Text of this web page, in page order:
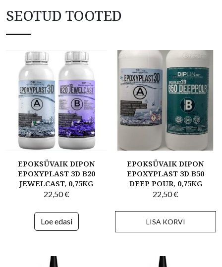
SEOTUD TOOTED
EPOKSÜVAIK DIPON
EPOXYPLAST 3D B20
JEWELCAST, 0,75KG
22,50€
Loe edasi
EPOKSÜVAIK DIPON
EPOXYPLAST 3D B50
DEEP POUR, 0,75KG
22,50€
LISA KORVI